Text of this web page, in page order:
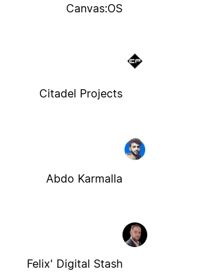
Canvas:OS
Citadel Projects
Abdo Karmalla
Felix' Digital Stash